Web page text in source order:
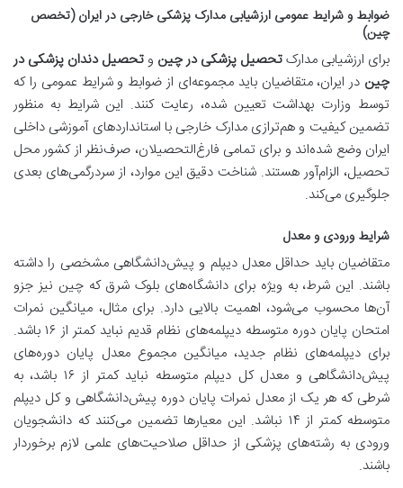
ضوابط و شرایط عمومی ارزشیابی مدارک پزشکی خارجی در ایران (تخصص
چین)
برای ارزشیابی مدارکتحصیل پزشکی در چین و تحصیل دندان پزشکی در
چین در ایران، متقاضیان باید مجموعه‌ای از ضوابط و شرایط عمومی را که
توسط وزارت بهداشت تعیین شده، رعایت کنند. این شرایط به منظور
تضمین کیفیت و هم‌ترازی مدارک خارجی با استانداردهای آموزشی داخلی
ایران وضع شده‌اند و برای تمامی فارغ‌التحصیلان، صرف‌نظر از کشور محل
تحصیل، الزام‌آور هستند. شناخت دقیق این موارد، از سردرگمی‌های بعدی
جلوگیری می‌کند.
شرایط ورودی و معدل
متقاضیان باید حداقل معدل دیپلم و پیش‌دانشگاهی مشخصی را داشته
باشند. این شرط، به ویژه برای دانشگاه‌های بلوک شرق که چین نیز جزو
آن‌ها محسوب می‌شود، اهمیت بالایی دارد. برای مثال، میانگین نمرات
امتحان پایان دوره متوسطه دیپلمه‌های نظام قدیم نباید کمتر از ۱۶ باشد.
برای دیپلمه‌های نظام جدید، میانگین مجموع معدل پایان دوره‌های
پیش‌دانشگاهی و معدل کل دیپلم متوسطه نباید کمتر از ۱۶ باشد، به
شرطی که هر یک از معدل نمرات پایان دوره پیش‌دانشگاهی و کل دیپلم
متوسطه کمتر از ۱۴ نباشد. این معیارها تضمین می‌کنند که دانشجویان
ورودی به رشته‌های پزشکی از حداقل صلاحیت‌های علمی لازم برخوردار
باشند.